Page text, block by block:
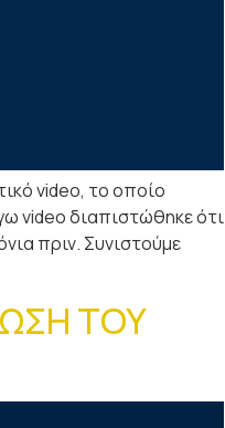
video, το οποίο
video διαπιστώθηκε ότι
πριν. Συνιστούμε
ΤΟΥ